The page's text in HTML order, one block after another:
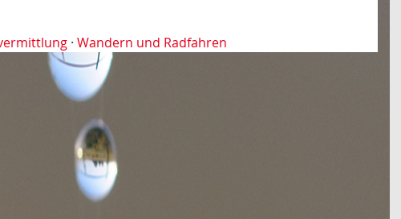
· Wandern und Radfahren